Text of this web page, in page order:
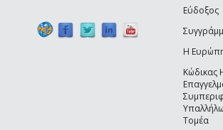
Εύδοξος
Η
Κώδικας
Τομέα